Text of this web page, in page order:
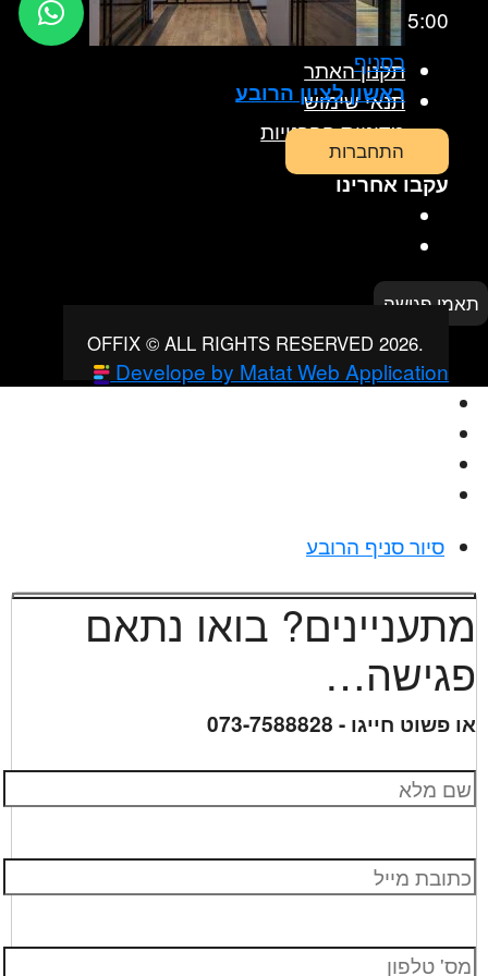
בסניף
ראשון לציון הרובע
התחברות
15:00
תקנון האתר
תנאי שימוש
מדיניות הפרטיות
עקבו אחרינו
תאמו פגישה
OFFIX © ALL RIGHTS RESERVED 2026.
Develope by Matat Web Application
סיור סניף הרובע
מתעניינים? בואו נתאם
פגישה…
או פשוט חייגו - 073-7588828